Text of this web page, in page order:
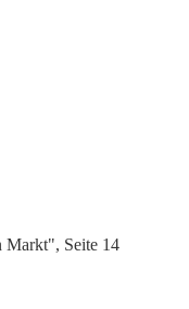
Markt", Seite 14